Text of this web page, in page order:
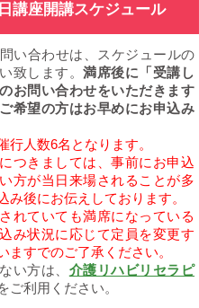
講座開講スケジュール
い合わせは、スケジュールの
致します。満席後に「受講し
お問い合わせをいただきます
希望の方はお早めにお申込み
人数6名となります。
つきましては、事前にお申込
方が当日来場されることが多
み後にお伝えしております。
れていても満席になっている
み状況に応じて定員を変更す
ますでのご了承ください。
い方は、 介護リハビリセラピ
ご利用ください。